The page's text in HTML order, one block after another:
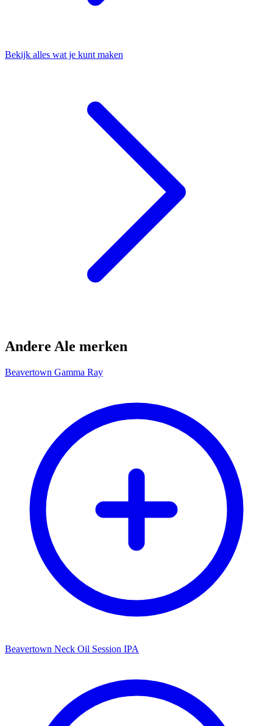
Bekijk alles wat je kunt maken
Andere Ale merken
Beavertown Gamma Ray
Beavertown Neck Oil Session IPA